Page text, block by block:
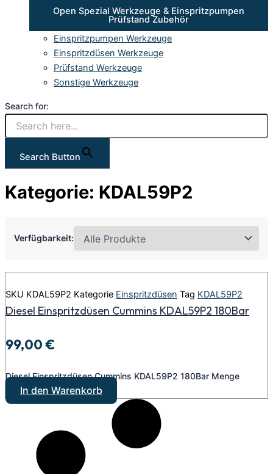
Open Spezial Werkzeuge & Einspritzpumpen
Prüfstand Zubehör
Einspritzpumpen Werkzeuge
Einspritzdüsen Werkzeuge
Prüfstand Werkzeuge
Sonstige Werkzeuge
Search for:
Search Button
Kategorie: KDAL59P2
Verfügbarkeit:
SKU KDAL59P2 Kategorie Einspritzdüsen Tag KDAL59P2
Diesel Einspritzdüsen Cummins KDAL59P2 180Bar
99,00€
Diesel Einspritzdüsen Cummins KDAL59P2 180Bar Menge
In den Warenkorb